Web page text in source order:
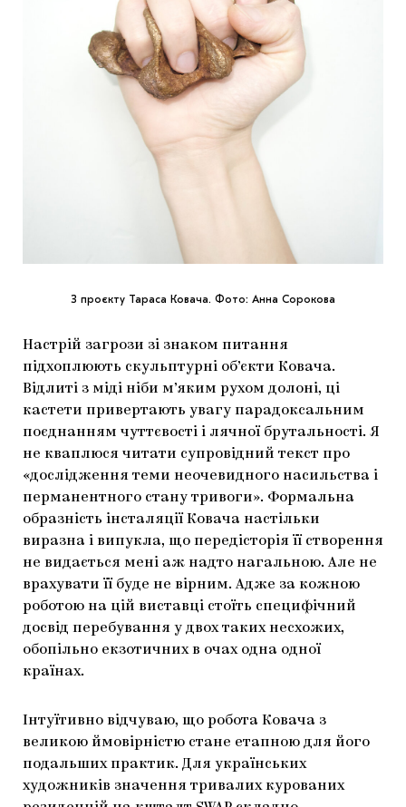
З проєкту Тараса Ковача. Фото: Анна Сорокова
Настрій загрози зі знаком питання
підхоплюють скульптурні об’єкти Ковача.
Відлиті з міді ніби м’яким рухом долоні, ці
кастети привертають увагу парадоксальним
поєднанням чуттєвості і лячної брутальності. Я
не кваплюся читати супровідний текст про
«дослідження теми неочевидного насильства і
перманентного стану тривоги». Формальна
образність інсталяції Ковача настільки
виразна і випукла, що передісторія її створення
не видається мені аж надто нагальною. Але не
врахувати її буде не вірним. Адже за кожною
роботою на цій виставці стоїть специфічний
досвід перебування у двох таких несхожих,
обопільно екзотичних в очах одна одної
країнах.
Інтуїтивно відчуваю, що робота Ковача з
великою ймовірністю стане етапною для його
подальших практик. Для українських
художників значення тривалих курованих